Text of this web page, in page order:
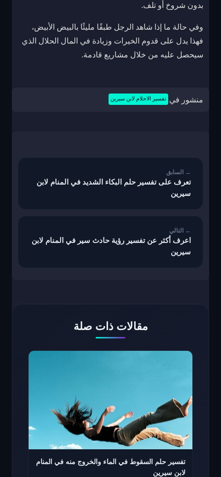
بدون شروخ أو تلف.
وفي حالة ما إذا شاهد الرجل طبقًا مليئًا بالبيض الأبيض،
فهذا يدل على قدوم الخيرات وزيادة في المال الحلال الذي
سيحصل عليه من خلال مشاريع قادمة.
منشور في تفسير الاحلام لابن سيرين
تعرف على تفسير حلم البكاء الشديد في المنام لابن
سيرين
اعرف أكثر عن تفسير رؤية حادث سير في المنام لابن
سيرين
مقالات ذات صلة
تفسير حلم السقوط في الماء والخروج منه في المنام
لابن سيرين